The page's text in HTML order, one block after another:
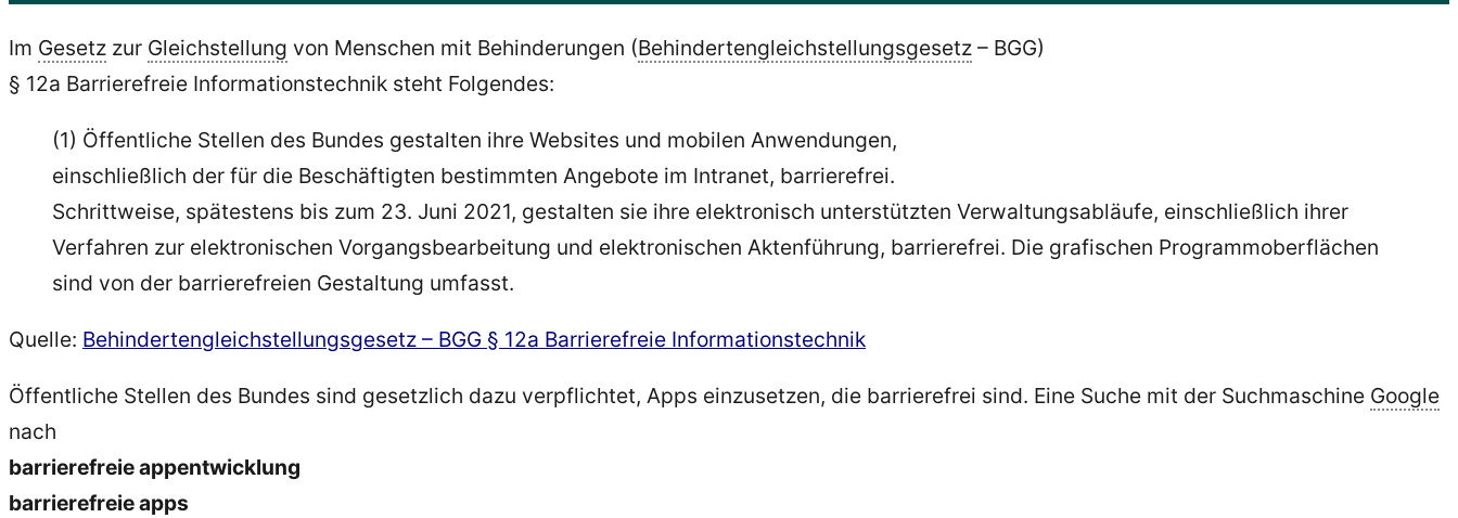
Im Gesetz zur Gleichstellung von Menschen mit Behinderungen (Behindertengleichstellungsgesetz – BGG)
§ 12a Barrierefreie Informationstechnik steht Folgendes:
(1) Öffentliche Stellen des Bundes gestalten ihre Websites und mobilen Anwendungen,
einschließlich der für die Beschäftigten bestimmten Angebote im Intranet, barrierefrei.
Schrittweise, spätestens bis zum 23. Juni 2021, gestalten sie ihre elektronisch unterstützten Verwaltungsabläufe, einschließlich ihrer
Verfahren zur elektronischen Vorgangsbearbeitung und elektronischen Aktenführung, barrierefrei. Die grafischen Programmoberflächen
sind von der barrierefreien Gestaltung umfasst.
Quelle: Behindertengleichstellungsgesetz – BGG § 12a Barrierefreie Informationstechnik
Öffentliche Stellen des Bundes sind gesetzlich dazu verpflichtet, Apps einzusetzen, die barrierefrei sind. Eine Suche mit der Suchmaschine Google
nach
barrierefreie appentwicklung
barrierefreie apps